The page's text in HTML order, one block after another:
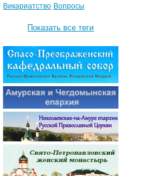
Викариатство Вопросы
Показать все теги